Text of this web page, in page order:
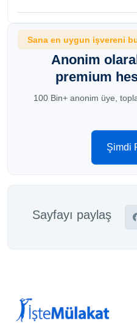
Sana en uygun işvereni
Anonim
premium
100 Bin+ anonim üye,
Şimdi
Sayfayı paylaş